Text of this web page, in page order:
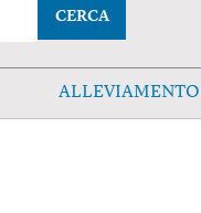
CERCA
ALLEVIAMENTO